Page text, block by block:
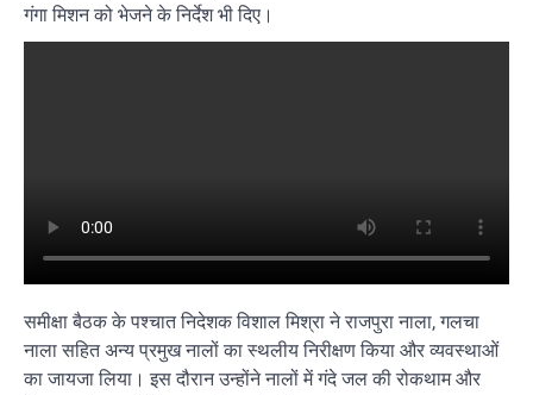
गंगा मिशन को भेजने के निर्देश भी दिए।
समीक्षा बैठक के पश्चात निदेशक विशाल मिश्रा ने राजपुरा नाला, गलचा
नाला सहित अन्य प्रमुख नालों का स्थलीय निरीक्षण किया और व्यवस्थाओं
का जायजा लिया। इस दौरान उन्होंने नालों में गंदे जल की रोकथाम और